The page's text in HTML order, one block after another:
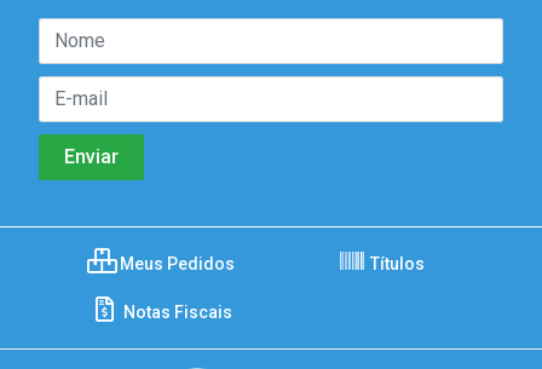
Meus Pedidos Títulos
Notas Fiscais